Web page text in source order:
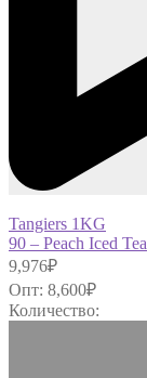
Tangiers 1KG
90 – Peach Iced Tea
9,976₽
Опт: 8,600₽
Количество: